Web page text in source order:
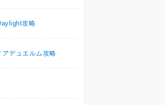
攻略
アデュエルム攻略